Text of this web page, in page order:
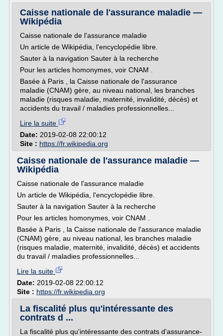
Caisse nationale de l'assurance maladie —
Wikipédia
Caisse nationale de l'assurance maladie
Un article de Wikipédia, l'encyclopédie libre.
Sauter à la navigation Sauter à la recherche
Pour les articles homonymes, voir CNAM .
Basée à Paris , la Caisse nationale de l'assurance
maladie (CNAM) gère, au niveau national, les branches
maladie (risques maladie, maternité, invalidité, décès) et
accidents du travail / maladies professionnelles...
Lire la suite
Date: 2019-02-08 22:00:12
Site : https://fr.wikipedia.org
Caisse nationale de l'assurance maladie —
Wikipédia
Caisse nationale de l'assurance maladie
Un article de Wikipédia, l'encyclopédie libre.
Sauter à la navigation Sauter à la recherche
Pour les articles homonymes, voir CNAM .
Basée à Paris , la Caisse nationale de l'assurance maladie
(CNAM) gère, au niveau national, les branches maladie
(risques maladie, maternité, invalidité, décès) et accidents
du travail / maladies professionnelles...
Lire la suite
Date: 2019-02-08 22:00:12
Site : https://fr.wikipedia.org
La fiscalité plus qu'intéressante des
contrats d ...
La fiscalité plus qu'intéressante des contrats d'assurance-